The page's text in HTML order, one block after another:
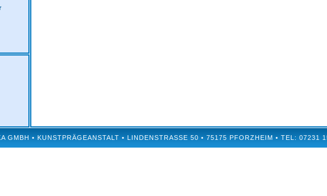
GMBH • KUNSTPRÄGEANSTALT • LINDENSTRASSE 50 • 75175 PFORZHEIM • TEL: 07231